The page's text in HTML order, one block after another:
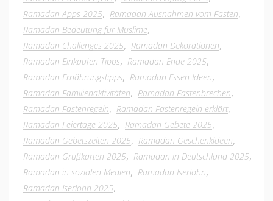
Ramadan Apps 2025, Ramadan Ausnahmen vom Fasten,
Ramadan Bedeutung für Muslime,
Ramadan Challenges 2025, Ramadan Dekorationen,
Ramadan Einkaufen Tipps, Ramadan Ende 2025,
Ramadan Ernährungstipps, Ramadan Essen Ideen,
Ramadan Familienaktivitäten, Ramadan Fastenbrechen,
Ramadan Fastenregeln, Ramadan Fastenregeln erklärt,
Ramadan Feiertage 2025, Ramadan Gebete 2025,
Ramadan Gebetszeiten 2025, Ramadan Geschenkideen,
Ramadan Grußkarten 2025, Ramadan in Deutschland 2025,
Ramadan in sozialen Medien, Ramadan Iserlohn,
Ramadan Iserlohn 2025,